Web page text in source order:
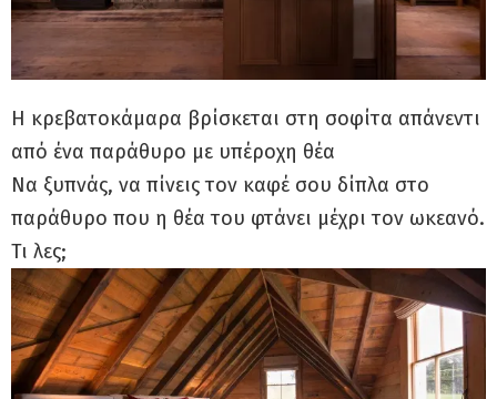
Η κρεβατοκάμαρα βρίσκεται στη σοφίτα απάνεντι
από ένα παράθυρο με υπέροχη θέα
Να ξυπνάς, να πίνεις τον καφέ σου δίπλα στο
παράθυρο που η θέα του φτάνει μέχρι τον ωκεανό.
Τι λες;